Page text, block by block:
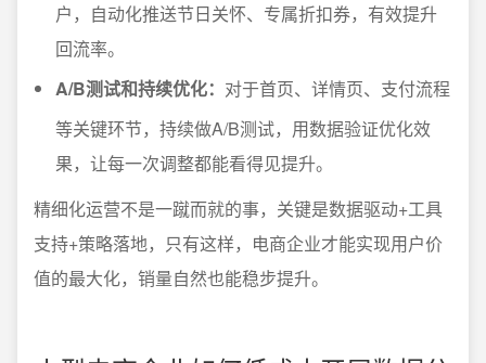
户，自动化推送节日关怀、专属折扣券，有效提升
回流率。
A/B测试和持续优化： 对于首页、详情页、支付流程
等关键环节，持续做A/B测试，用数据验证优化效
果，让每一次调整都能看得见提升。
精细化运营不是一蹴而就的事，关键是数据驱动+工具
支持+策略落地，只有这样，电商企业才能实现用户价
值的最大化，销量自然也能稳步提升。